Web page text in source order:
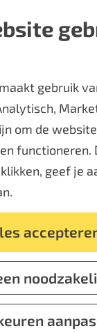
gebruik
om de
functioneren.
geef je
Z
o
k
e
n
M
n
u
Blijf
Voor